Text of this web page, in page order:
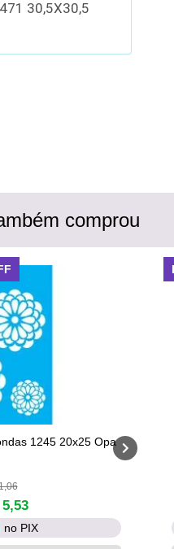
30,5X30,5
comprou
1245 20x25 Opa
no PIX